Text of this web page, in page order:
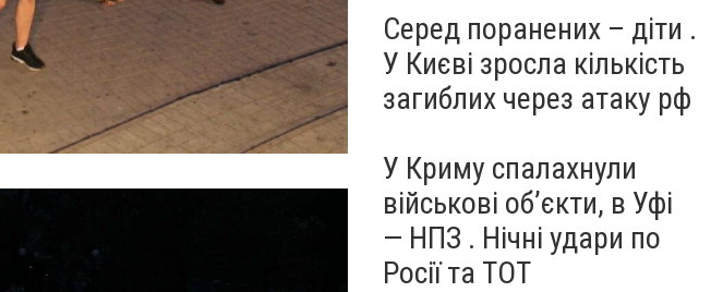
Серед поранених – діти .
У Києві зросла кількість
загиблих через атаку рф
У Криму спалахнули
військові об’єкти, в Уфі
— НПЗ . Нічні удари по
Росії та ТОТ